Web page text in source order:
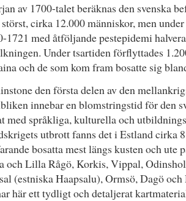
av 1700-talet beräknas den svenska
cirka 12.000 människor, men
1721 med åtföljande pestepidemi
Under tsartiden förflyttades
och de som kom fram bosatte sig
den första delen av den
innebar en blomstringstid för den
med språkliga, kulturella och
utbrott fanns det i Estland cirka
bosatta mest längs kusten och ute
och Lilla Rågö, Korkis, Vippal,
(estniska Haapsalu), Ormsö, Dagö
här ett tydligt och detaljerat